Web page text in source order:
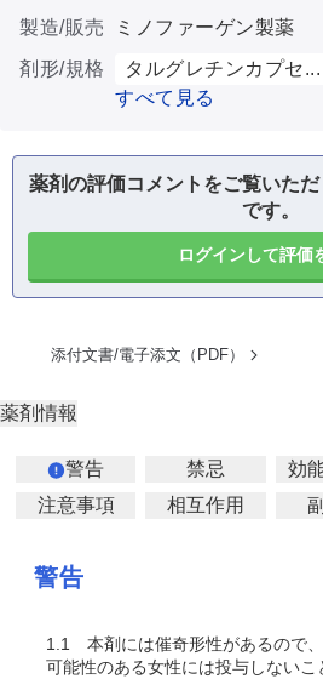
製造/販売
ミノファーゲン製薬
剤形/規格
タルグレチンカプセ...
すべて見る
薬剤の評価コメントをご覧いた
です。
ログインして評価
添付文書/電子添文（PDF）
薬剤情報
警告 禁忌 効
注意事項
相互作用
警告
1.1
本剤には催奇形性があるので
可能性のある女性には投与しない